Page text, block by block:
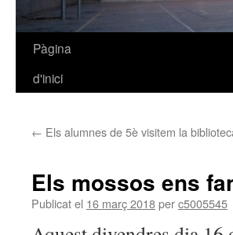
Vés
Pàgina
d'inici
← Els alumnes de 5è visitem la
Els mossos ens
Publicat el 16 març 2018perc5005545